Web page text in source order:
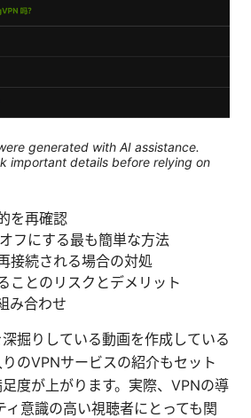
generated with AI assistance.
important details before relying on
を再確認
フにする最も簡単な方法
接続される場合の対処
ことのリスクとデメリット
み合わせ
掘りしている動画を作成している
のVPNサービスの紹介もセット
度が上がります。実際、VPNの導
ィ意識の高い視聴者にとっても関